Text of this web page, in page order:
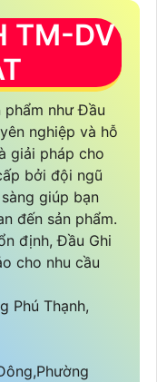
TM-DV
phẩm như Đầu
nghiệp và hỗ
giải pháp cho
bởi đội ngũ
giúp bạn
đến sản phẩm.
định, Đầu Ghi
cho nhu cầu
Phú Thạnh,